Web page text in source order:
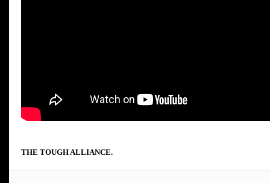
THE TOUGH ALLIANCE.